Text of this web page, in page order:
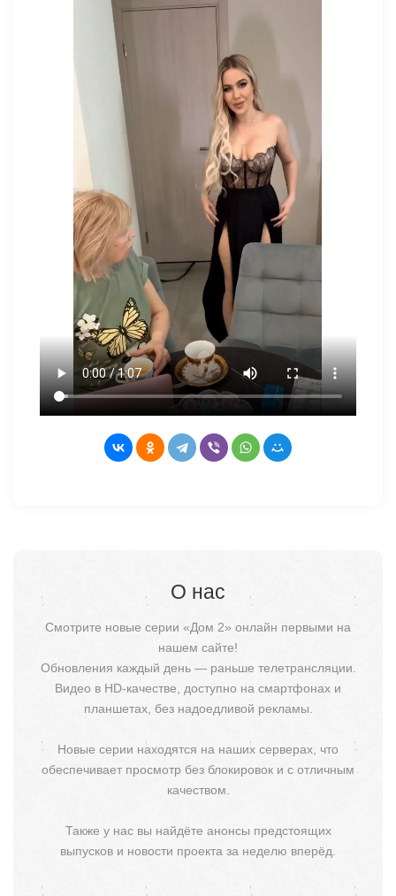
О нас
Смотрите новые серии «Дом 2» онлайн первыми на
нашем сайте!
Обновления каждый день — раньше телетрансляции.
Видео в HD-качестве, доступно на смартфонах и
планшетах, без надоедливой рекламы.
Новые серии находятся на наших серверах, что
обеспечивает просмотр без блокировок и с отличным
качеством.
Также у нас вы найдёте анонсы предстоящих
выпусков и новости проекта за неделю вперёд.